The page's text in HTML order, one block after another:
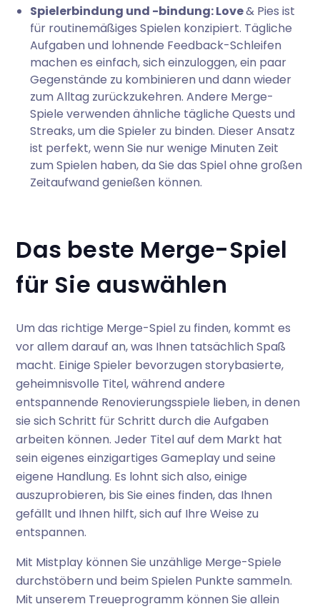
Spielerbindung und -bindung: Love& Pies ist
für routinemäßiges Spielen konzipiert. Tägliche
Aufgaben und lohnende Feedback-Schleifen
machen es einfach, sich einzuloggen, ein paar
Gegenstände zu kombinieren und dann wieder
zum Alltag zurückzukehren. Andere Merge-
Spiele verwenden ähnliche tägliche Quests und
Streaks, um die Spieler zu binden. Dieser Ansatz
ist perfekt, wenn Sie nur wenige Minuten Zeit
zum Spielen haben, da Sie das Spiel ohne großen
Zeitaufwand genießen können.
Das beste Merge-Spiel
für Sie auswählen
Um das richtige Merge-Spiel zu finden, kommt es
vor allem darauf an, was Ihnen tatsächlich Spaß
macht. Einige Spieler bevorzugen storybasierte,
geheimnisvolle Titel, während andere
entspannende Renovierungsspiele lieben, in denen
sie sich Schritt für Schritt durch die Aufgaben
arbeiten können. Jeder Titel auf dem Markt hat
sein eigenes einzigartiges Gameplay und seine
eigene Handlung. Es lohnt sich also, einige
auszuprobieren, bis Sie eines finden, das Ihnen
gefällt und Ihnen hilft, sich auf Ihre Weise zu
entspannen.
Mit Mistplay können Sie unzählige Merge-Spiele
durchstöbern und beim Spielen Punkte sammeln.
Mit unserem Treueprogramm können Sie allein